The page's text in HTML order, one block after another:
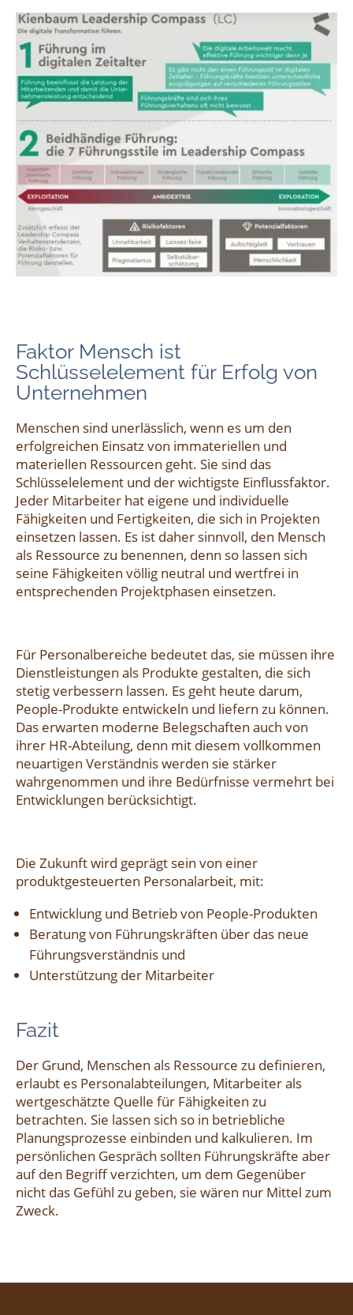
Faktor Mensch ist
Schlüsselelement für Erfolg von
Unternehmen
Menschen sind unerlässlich, wenn es um den
erfolgreichen Einsatz von immateriellen und
materiellen Ressourcen geht. Sie sind das
Schlüsselelement und der wichtigste Einflussfaktor.
Jeder Mitarbeiter hat eigene und individuelle
Fähigkeiten und Fertigkeiten, die sich in Projekten
einsetzen lassen. Es ist daher sinnvoll, den Mensch
als Ressource zu benennen, denn so lassen sich
seine Fähigkeiten völlig neutral und wertfrei in
entsprechenden Projektphasen einsetzen.
Für Personalbereiche bedeutet das, sie müssen ihre
Dienstleistungen als Produkte gestalten, die sich
stetig verbessern lassen. Es geht heute darum,
People-Produkte entwickeln und liefern zu können.
Das erwarten moderne Belegschaften auch von
ihrer HR-Abteilung, denn mit diesem vollkommen
neuartigen Verständnis werden sie stärker
wahrgenommen und ihre Bedürfnisse vermehrt bei
Entwicklungen berücksichtigt.
Die Zukunft wird geprägt sein von einer
produktgesteuerten Personalarbeit, mit:
Entwicklung und Betrieb von People-Produkten
Beratung von Führungskräften über das neue
Führungsverständnis und
Unterstützung der Mitarbeiter
Fazit
Der Grund, Menschen als Ressource zu definieren,
erlaubt es Personalabteilungen, Mitarbeiter als
wertgeschätzte Quelle für Fähigkeiten zu
betrachten. Sie lassen sich so in betriebliche
Planungsprozesse einbinden und kalkulieren. Im
persönlichen Gespräch sollten Führungskräfte aber
auf den Begriff verzichten, um dem Gegenüber
nicht das Gefühl zu geben, sie wären nur Mittel zum
Zweck.